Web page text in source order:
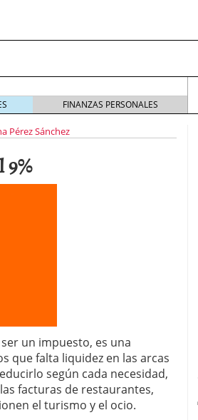
3 de octubre de 2025
FINANZAS PERSONALES
Pérez Sánchez
9%
un impuesto, es una
que falta liquidez en las arcas
según cada necesidad,
facturas de restaurantes,
el turismo y el ocio.